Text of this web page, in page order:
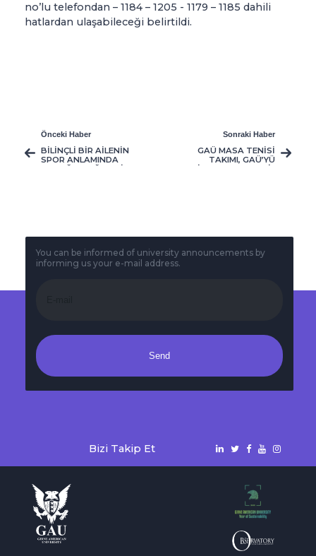
no’lu telefondan – 1184 – 1205 - 1179 – 1185 dahili
hatlardan ulaşabileceği belirtildi.
Önceki Haber
BİLİNÇLİ BİR AİLENİN
SPOR ANLAMINDA
ÇOCUĞA DOĞRU BİR
Sonraki Haber
GAÜ MASA TENİSİ
TAKIMI, GAÜ’YÜ
You can be informed of university announcements by
informing us your e-mail address.
Send
Bizi Takip Et